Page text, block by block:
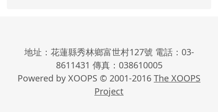
地址：花蓮縣秀林鄉富世村127號 電話：03-
8611431 傳真：038610005
Powered by XOOPS © 2001-2016 The XOOPS
Project